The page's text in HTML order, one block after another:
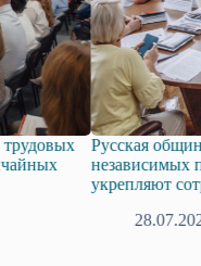
Русская община Крыма
независимых
укрепляют
28.07.2026